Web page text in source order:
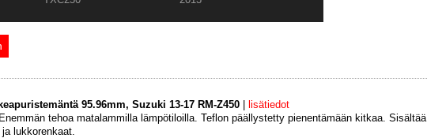
95.96mm, Suzuki 13-17 RM-Z450
lisätiedot
tehoa matalammilla lämpötiloilla. Teflon päällystetty pienentämään kitkaa. Sisältää
lukkorenkaat.